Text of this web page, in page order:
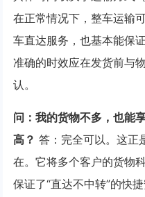
在正常情况下，整车运输
车直达服务，也基本能保
准确的时效应在发货前与
认。
问：我的货物不多，也能
高？ 答：完全可以。这正
在。它将多个客户的货物
保证了“直达不中转”的快